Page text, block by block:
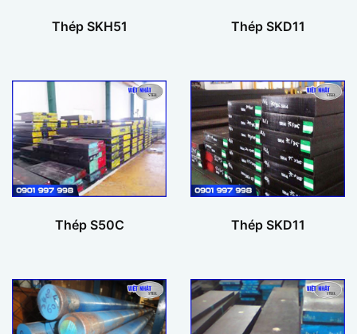
Thép SKH51 Thép SKD11
Thép S50C Thép SKD11